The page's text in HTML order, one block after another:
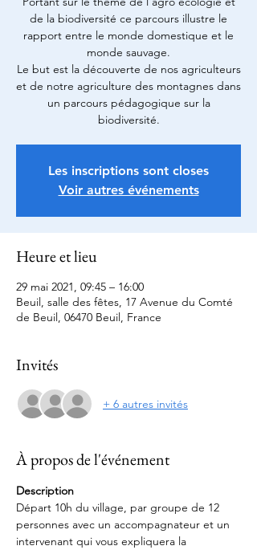
de la biodiversité ce parcours illustre le
rapport entre le monde domestique et le
monde sauvage.
Le but est la découverte de nos agriculteurs
et de notre agriculture des montagnes dans
un parcours pédagogique sur la
biodiversité.
Les inscriptions sont closes
Voir autres événements
Heure et lieu
29 mai 2021, 09:45 – 16:00
Beuil, salle des fêtes, 17 Avenue du Comté
de Beuil, 06470 Beuil, France
Invités
+ 6 autres invités
À propos de l'événement
Description
Départ 10h du village, par groupe de 12
personnes avec un accompagnateur et un
intervenant qui vous expliquera la